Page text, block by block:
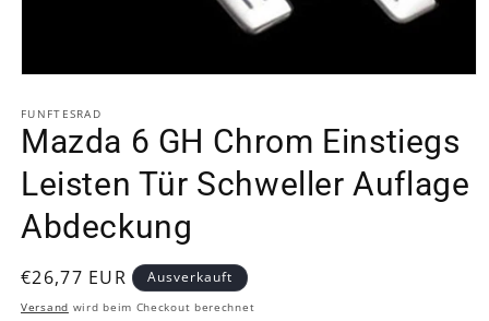
in
Modal
öffnen
FUNFTESRAD
Mazda 6 GH Chrom Einstiegs
Leisten Tür Schweller Auflage
Abdeckung
Normaler
Preis
€26,77 EUR Ausverkauft
Versand wird beim Checkout berechnet